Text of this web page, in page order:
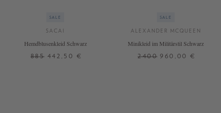
SALE
SACAI
Hemdblusenkleid Schwarz
885 442,50 €
SALE
ALEXANDER MCQUEEN
Minikleid im Militärstil Schwarz
2400 960,00 €